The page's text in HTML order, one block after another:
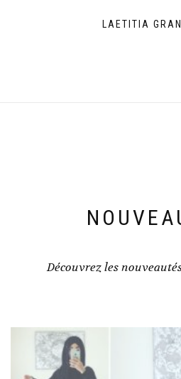
LAETITIA
Découvrez les